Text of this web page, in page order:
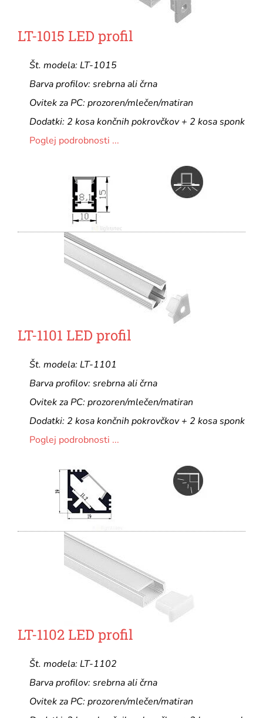
LT-1015 LED profil
Št. modela: LT-1015
Barva profilov: srebrna ali črna
Ovitek za PC: prozoren/mlečen/matiran
Dodatki: 2 kosa končnih pokrovčkov + 2 kosa sponk
Poglej podrobnosti ...
LT-1101 LED profil
Št. modela: LT-1101
Barva profilov: srebrna ali črna
Ovitek za PC: prozoren/mlečen/matiran
Dodatki: 2 kosa končnih pokrovčkov + 2 kosa sponk
Poglej podrobnosti ...
LT-1102 LED profil
Št. modela: LT-1102
Barva profilov: srebrna ali črna
Ovitek za PC: prozoren/mlečen/matiran